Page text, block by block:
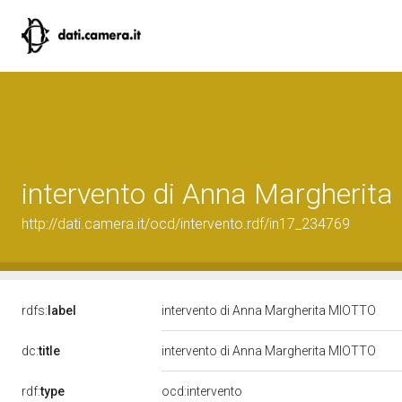
intervento di Anna Margherita
http://dati.camera.it/ocd/intervento.rdf/in17_234769
rdfs: label intervento di Anna Margherita MIOTTO
dc:title intervento di Anna Margherita MIOTTO
rdf:type
ocd:intervento